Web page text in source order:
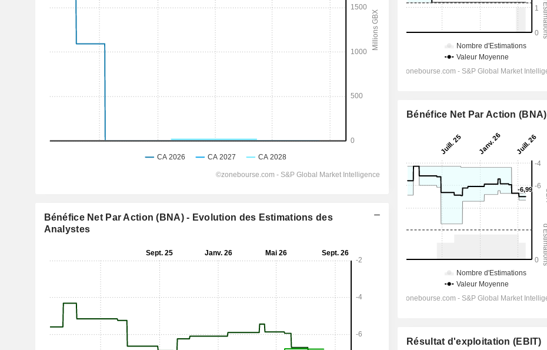
Bénéfice Net Par Action (BNA) - Evolution des Estimations des
Analystes
Bénéfice Net Par Action (BNA)
Résultat d'exploitation (EBIT)